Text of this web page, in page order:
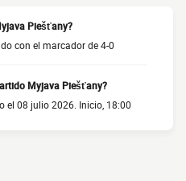
Piešťany?
con el marcador de 4-0
Myjava Piešťany?
el 08 julio 2026. Inicio, 18:00